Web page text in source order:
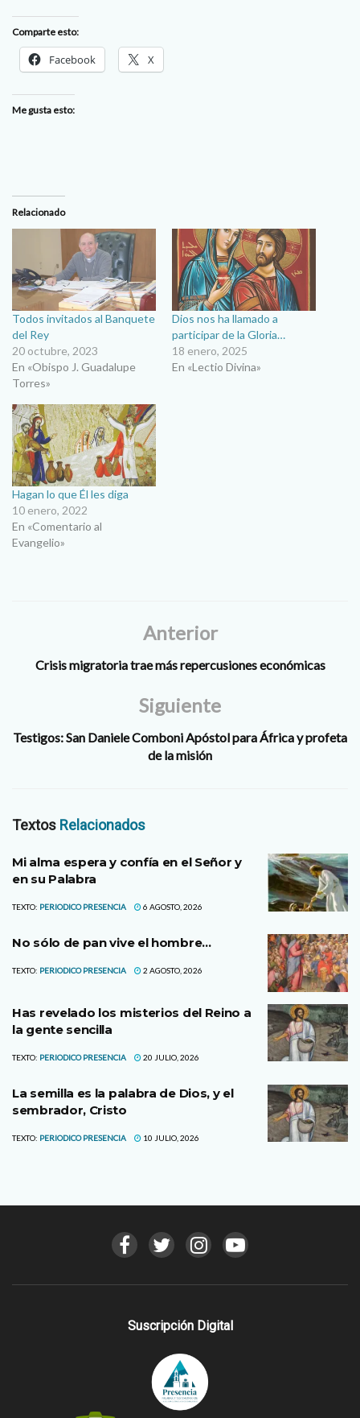
Comparte esto:
Facebook X
Me gusta esto:
Relacionado
Todos invitados al Banquete
del Rey
20 octubre, 2023
En «Obispo J. Guadalupe
Torres»
Dios nos ha llamado a
participar de la Gloria…
18 enero, 2025
En «Lectio Divina»
Hagan lo que Él les diga
10 enero, 2022
En «Comentario al
Evangelio»
Anterior
Crisis migratoria trae más repercusiones económicas
Siguiente
Testigos: San Daniele Comboni Apóstol para África y profeta
de la misión
Textos Relacionados
Mi alma espera y confía en el Señor y
en su Palabra
TEXTO: PERIODICO PRESENCIA 6 AGOSTO, 2026
No sólo de pan vive el hombre…
TEXTO: PERIODICO PRESENCIA 2 AGOSTO, 2026
Has revelado los misterios del Reino a
la gente sencilla
TEXTO: PERIODICO PRESENCIA 20 JULIO, 2026
La semilla es la palabra de Dios, y el
sembrador, Cristo
TEXTO: PERIODICO PRESENCIA 10 JULIO, 2026
Suscripción Digital